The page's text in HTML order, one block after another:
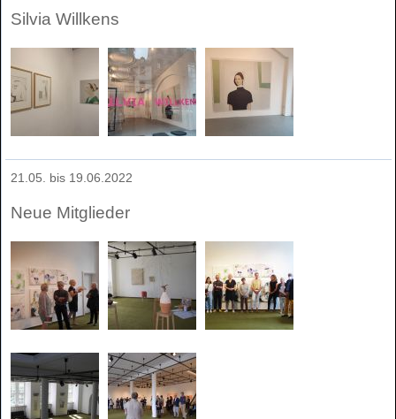
Silvia Willkens
21.05. bis 19.06.2022
Neue Mitglieder